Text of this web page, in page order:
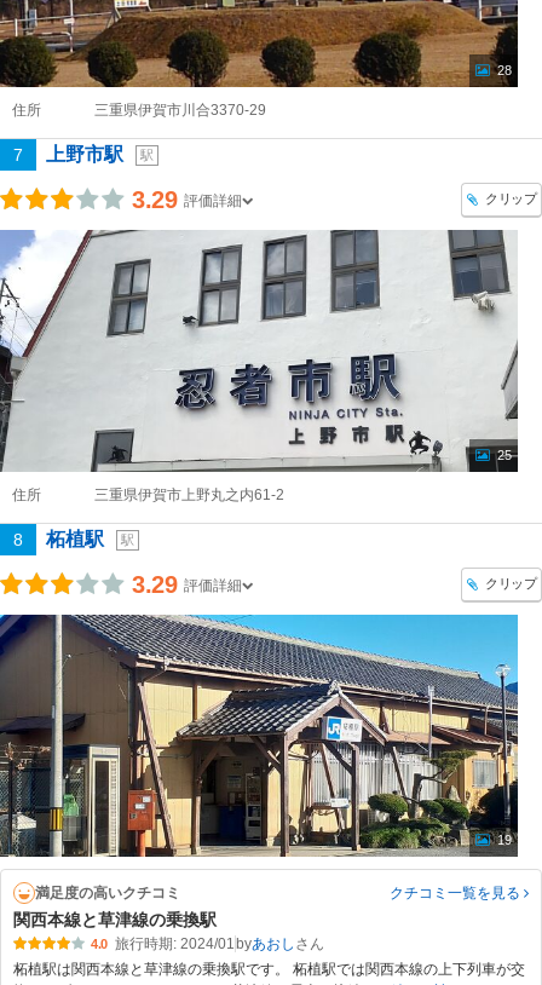
28
住所 三重県伊賀市川合3370-29
7 上野市駅 駅
3.29 評価詳細 クリップ
25
住所 三重県伊賀市上野丸之内61-2
8 柘植駅 駅
3.29 評価詳細 クリップ
19
満足度の高いクチコミ クチコミ一覧を見る
関西本線と草津線の乗換駅
4.0 旅行時期: 2024/01 byあおし
柘植駅は関西本線と草津線の乗換駅です。 柘植駅では関西本線の上下列車が交